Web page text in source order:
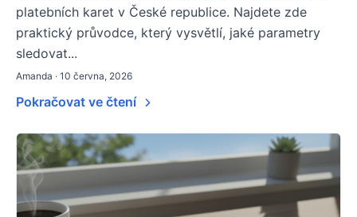
platebních karet v České republice. Najdete zde
praktický průvodce, který vysvětlí, jaké parametry
sledovat...
Amanda · 10 června, 2026
Pokračovat ve čtení